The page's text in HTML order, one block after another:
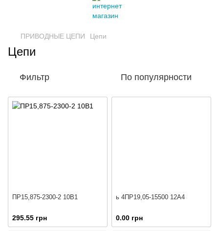
ПРИВОДНЫЕ ЦЕПИ Цепи
Цепи
Фильтр По популярности
ПР15,875-2300-2 10B1
295.55 грн
ь 4ПР19,05-15500 12A4
0.00 грн